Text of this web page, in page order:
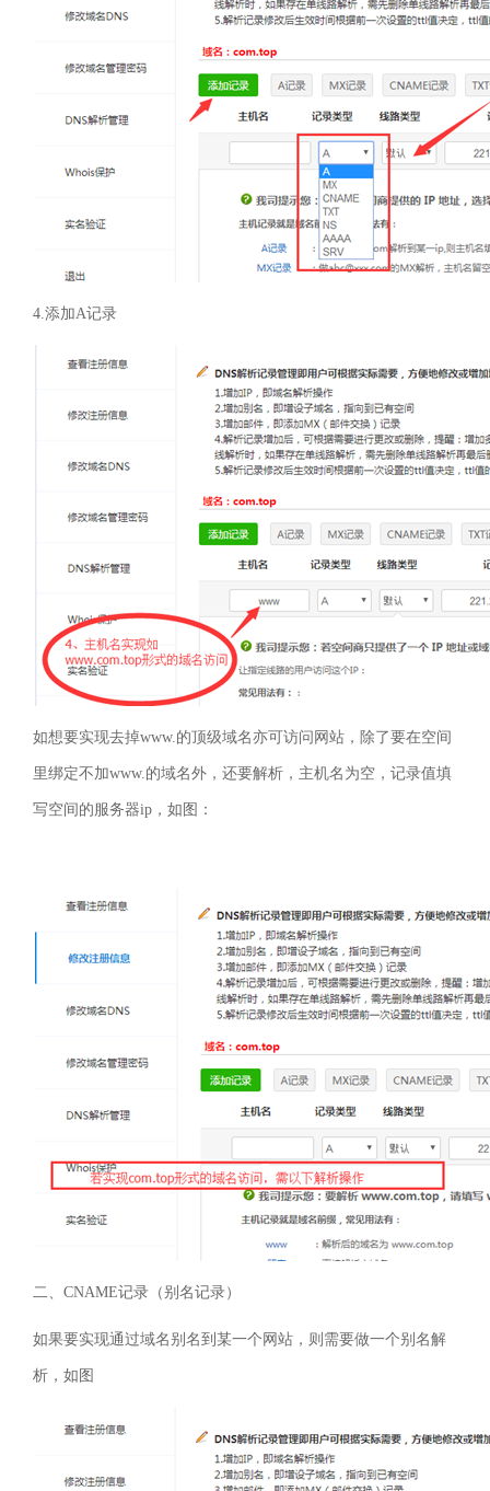
4.添加A记录
如想要实现去掉www.的顶级域名亦可访问网站，除了要在空间
里绑定不加www.的域名外，还要解析，主机名为空，记录值填
写空间的服务器ip ，如图：
二、 CNAME记录（别名记录）
如果要实现通过域名别名到某一个网站，则需要做一个别名解
析，如图